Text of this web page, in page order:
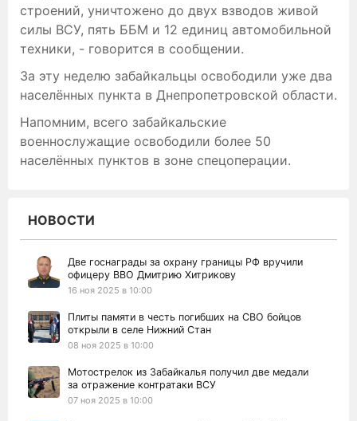
строений, уничтожено до двух взводов живой
силы ВСУ, пять ББМ и 12 единиц автомобильной
техники, - говорится в сообщении.
За эту неделю забайкальцы освободили уже два
населённых пункта в Днепропетровской области.
Напомним, всего забайкальские
военнослужащие освободили более 50
населённых пунктов в зоне спецоперации.
НОВОСТИ
Две госнаграды за охрану границы РФ вручили
офицеру ВВО Дмитрию Хитрикову
16 ноя 2025 в 10:00
Плиты памяти в честь погибших на СВО бойцов
открыли в селе Нижний Стан
08 ноя 2025 в 10:00
Мотострелок из Забайкалья получил две медали
за отражение контратаки ВСУ
07 ноя 2025 в 10:00